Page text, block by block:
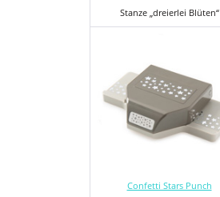
Stanze „dreierlei Blüten“
Confetti Stars Punch